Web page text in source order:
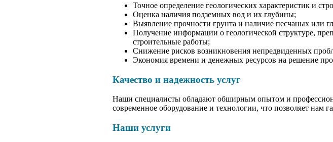
Точное определение геологических характеристик и
Оценка наличия подземных вод и их глубины;
Выявление прочности грунта и наличие песчаных или
Получение информации о геологической структуре,
строительные работы;
Снижение рисков возникновения непредвиденных
Экономия времени и денежных ресурсов на решение
Качество и надежность услуг
Наши специалисты обладают обширным опытом и
современное оборудование и технологии, что позволяет нам
Наши услуги